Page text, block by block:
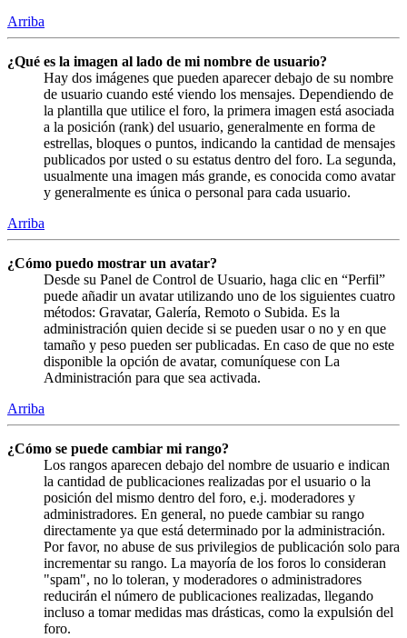
Arriba
¿Qué es la imagen al lado de mi nombre de usuario?
Hay dos imágenes que pueden aparecer debajo de su nombre
de usuario cuando esté viendo los mensajes. Dependiendo de
la plantilla que utilice el foro, la primera imagen está asociada
a la posición (rank) del usuario, generalmente en forma de
estrellas, bloques o puntos, indicando la cantidad de mensajes
publicados por usted o su estatus dentro del foro. La segunda,
usualmente una imagen más grande, es conocida como avatar
y generalmente es única o personal para cada usuario.
Arriba
¿Cómo puedo mostrar un avatar?
Desde su Panel de Control de Usuario, haga clic en “Perfil”
puede añadir un avatar utilizando uno de los siguientes cuatro
métodos: Gravatar, Galería, Remoto o Subida. Es la
administración quien decide si se pueden usar o no y en que
tamaño y peso pueden ser publicadas. En caso de que no este
disponible la opción de avatar, comuníquese con La
Administración para que sea activada.
Arriba
¿Cómo se puede cambiar mi rango?
Los rangos aparecen debajo del nombre de usuario e indican
la cantidad de publicaciones realizadas por el usuario o la
posición del mismo dentro del foro, e.j. moderadores y
administradores. En general, no puede cambiar su rango
directamente ya que está determinado por la administración.
Por favor, no abuse de sus privilegios de publicación solo para
incrementar su rango. La mayoría de los foros lo consideran
"spam", no lo toleran, y moderadores o administradores
reducirán el número de publicaciones realizadas, llegando
incluso a tomar medidas mas drásticas, como la expulsión del
foro.